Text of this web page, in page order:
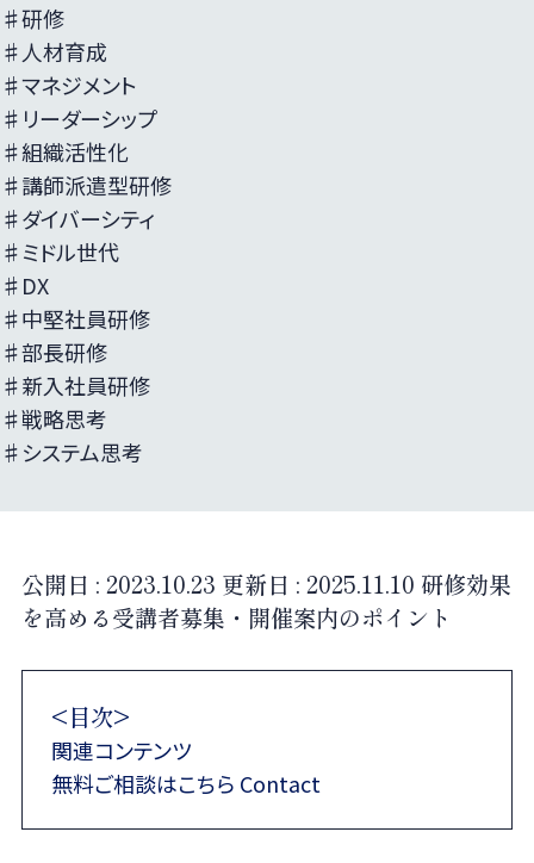
♯研修
♯人材育成
♯マネジメント
♯リーダーシップ
♯組織活性化
♯講師派遣型研修
♯ダイバーシティ
♯ミドル世代
♯DX
♯中堅社員研修
♯部長研修
♯新入社員研修
♯戦略思考
♯システム思考
公開日 : 2023.10.23 更新日 : 2025.11.10 研修効果
を高める受講者募集・開催案内のポイント
<目次>
関連コンテンツ
無料ご相談はこちら Contact